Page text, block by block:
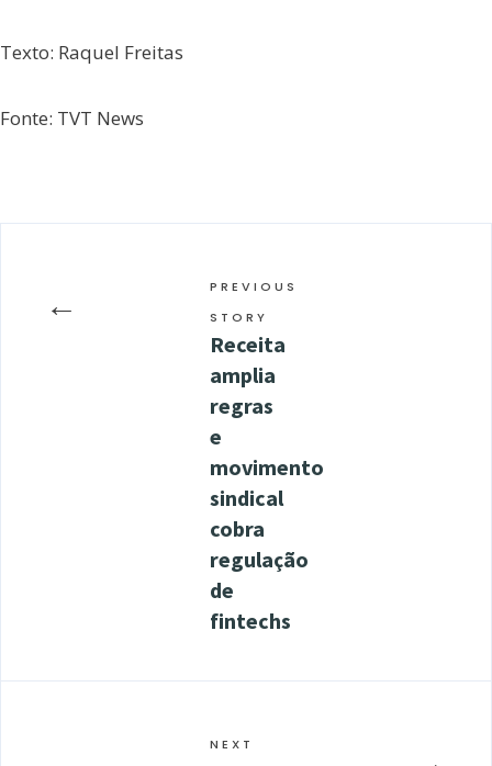
Texto: Raquel Freitas
Fonte: TVT News
←
PREVIOUS
STORY
Receita
amplia
regras
e
movimento
sindical
cobra
regulação
de
fintechs
NEXT